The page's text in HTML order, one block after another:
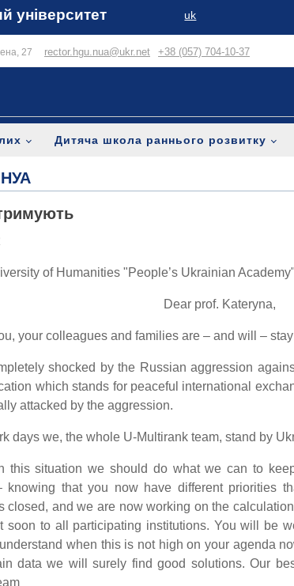
університет uk
27 rector.hgu.nua@ukr.net +38 (057) 704-10-37
Дитяча школа раннього розвитку
of Humanities "People’s Ukrainian Academy"
Dear prof. Kateryna,
your colleagues and families are – and will –
shocked by the Russian aggression
which stands for peaceful international
attacked by the aggression.
days we, the whole U-Multirank team, stand by
this situation we should do what we can to
knowing that you now have different priorities
closed, and we are now working on the
soon to all participating institutions. You will be
when this is not high on your agenda
data we will surely find good solutions. Our